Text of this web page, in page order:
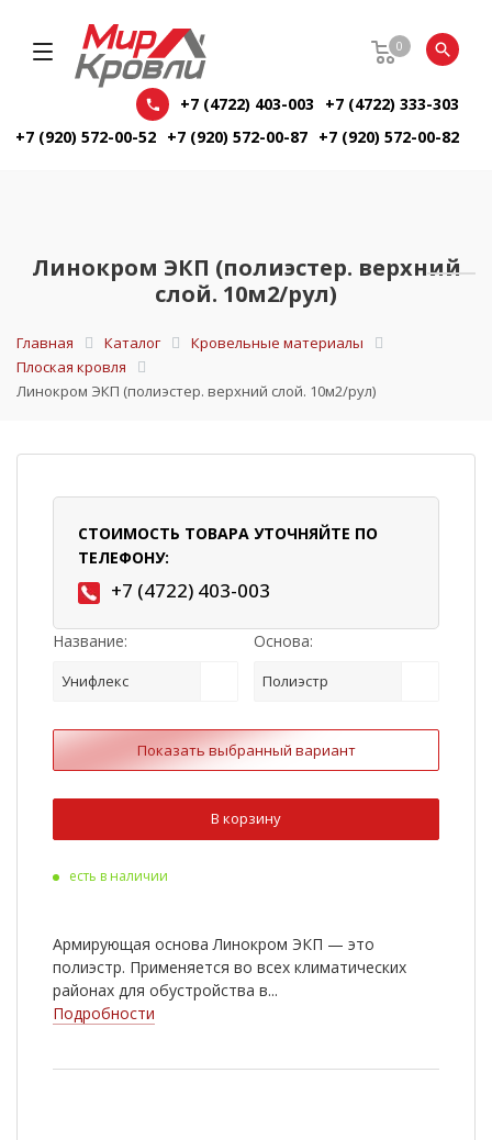
0
+7 (4722) 403-003
+7 (4722) 333-303
+7 (920) 572-00-52 +7 (920) 572-00-87 +7 (920) 572-00-82
Линокром ЭКП (полиэстер. верхний
слой. 10м2/рул)
Главная Каталог
Кровельные материалы
Плоская кровля
Линокром ЭКП (полиэстер. верхний слой. 10м2/рул)
СТОИМОСТЬ ТОВАРА УТОЧНЯЙТЕ ПО
ТЕЛЕФОНУ:
+7 (4722) 403-003
Название:
Унифлекс
Основа:
Полиэстр
Показать выбранный вариант
В корзину
есть в наличии
Армирующая основа Линокром ЭКП — это
полиэстр. Применяется во всех климатических
районах для обустройства в...
Подробности